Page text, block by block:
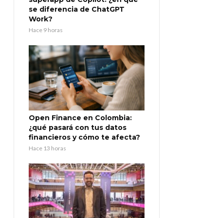
se diferencia de ChatGPT
Work?
Hace 9 horas
Open Finance en Colombia:
¿qué pasará con tus datos
financieros y cómo te afecta?
Hace 13 horas